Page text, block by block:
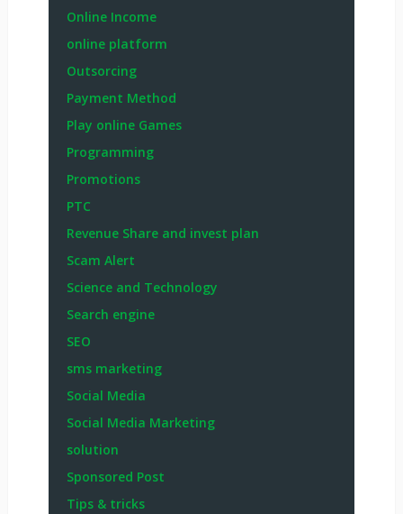
Online Income
online platform
Outsorcing
Payment Method
Play online Games
Programming
Promotions
PTC
Revenue Share and invest plan
Scam Alert
Science and Technology
Search engine
SEO
sms marketing
Social Media
Social Media Marketing
solution
Sponsored Post
Tips & tricks